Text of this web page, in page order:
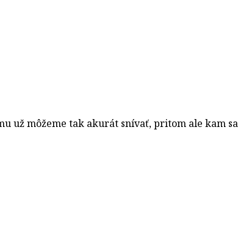
už môžeme tak akurát snívať, pritom ale kam sa